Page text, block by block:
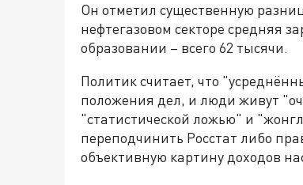
Он отметил существенную
нефтегазовом секторе средняя
образовании – всего 62 тысячи.
Политик считает, что
положения дел, и люди живут
"статистической ложью" и
переподчинить Росстат либо
объективную картину доходов